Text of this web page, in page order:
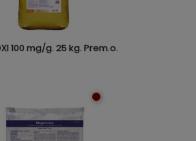
100 mg/g. 25 kg. Prem.o.